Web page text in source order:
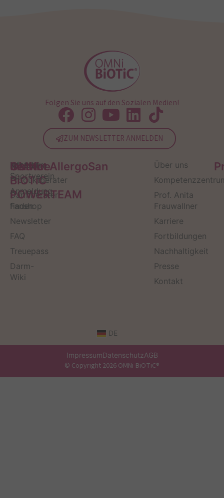
Folgen Sie uns auf den Sozialen Medien!
ZUM NEWSLETTER ANMELDEN
Service
Kontakt
Produktberater
Darmberater
finden
Newsletter
FAQ
Treuepass
Darm-
Wiki
OMNi-
BiOTiC
POWERTEAM
Infos zum
Sportverein
Anmeldung
Fanshop
Institut AllergoSan
Über uns
Prof. Anita
Frauwallner
Karriere
Fortbildungen
Nachhaltigkeit
Presse
Kontakt
DE
ImpressumDatenschutzAGB
© Copyright 2026 OMNi-BiOTiC®